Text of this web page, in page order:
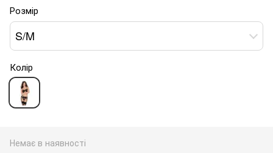
Розмір
S/M
Колір
Немає в наявності